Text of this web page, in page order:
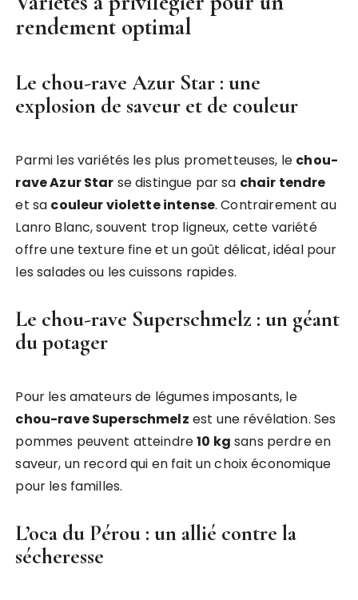
rendement optimal
Le chou-rave Azur Star : une
explosion de saveur et de couleur
Parmi les variétés les plus prometteuses, le chou-
rave Azur Star se distingue par sa chair tendre
et sa couleur violette intense. Contrairement au
Lanro Blanc, souvent trop ligneux, cette variété
offre une texture fine et un goût délicat, idéal pour
les salades ou les cuissons rapides.
Le chou-rave Superschmelz : un géant
du potager
Pour les amateurs de légumes imposants, le
chou-rave Superschmelz est une révélation. Ses
pommes peuvent atteindre10 kg sans perdre en
saveur, un record qui en fait un choix économique
pour les familles.
L’oca du Pérou : un allié contre la
sécheresse